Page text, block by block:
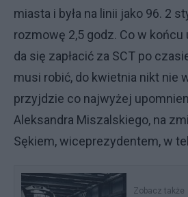
miasta i była na linii jako 96. 2
rozmowę 2,5 godz. Co w końcu
da się zapłacić za SCT po
musi robić, do kwietnia nikt nie
przyjdzie co najwyżej
Aleksandra Miszalskiego, na
Sękiem, wiceprezydentem, w
Zobacz także